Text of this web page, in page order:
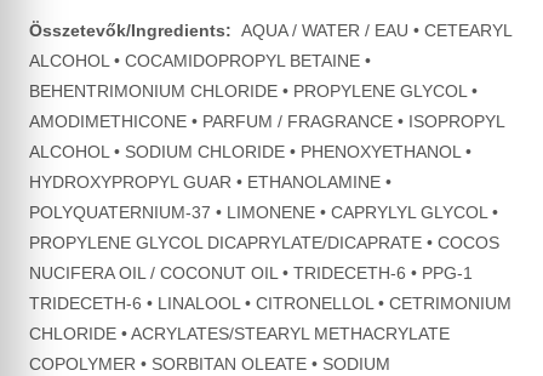
Összetevők/Ingredients: AQUA / WATER / EAU • CETEARYL
ALCOHOL • COCAMIDOPROPYL BETAINE •
BEHENTRIMONIUM CHLORIDE • PROPYLENE GLYCOL •
AMODIMETHICONE • PARFUM / FRAGRANCE • ISOPROPYL
ALCOHOL • SODIUM CHLORIDE • PHENOXYETHANOL •
HYDROXYPROPYL GUAR • ETHANOLAMINE •
POLYQUATERNIUM-37 • LIMONENE • CAPRYLYL GLYCOL •
PROPYLENE GLYCOL DICAPRYLATE/DICAPRATE • COCOS
NUCIFERA OIL / COCONUT OIL • TRIDECETH-6 • PPG-1
TRIDECETH-6 • LINALOOL • CITRONELLOL • CETRIMONIUM
CHLORIDE • ACRYLATES/STEARYL METHACRYLATE
COPOLYMER • SORBITAN OLEATE • SODIUM